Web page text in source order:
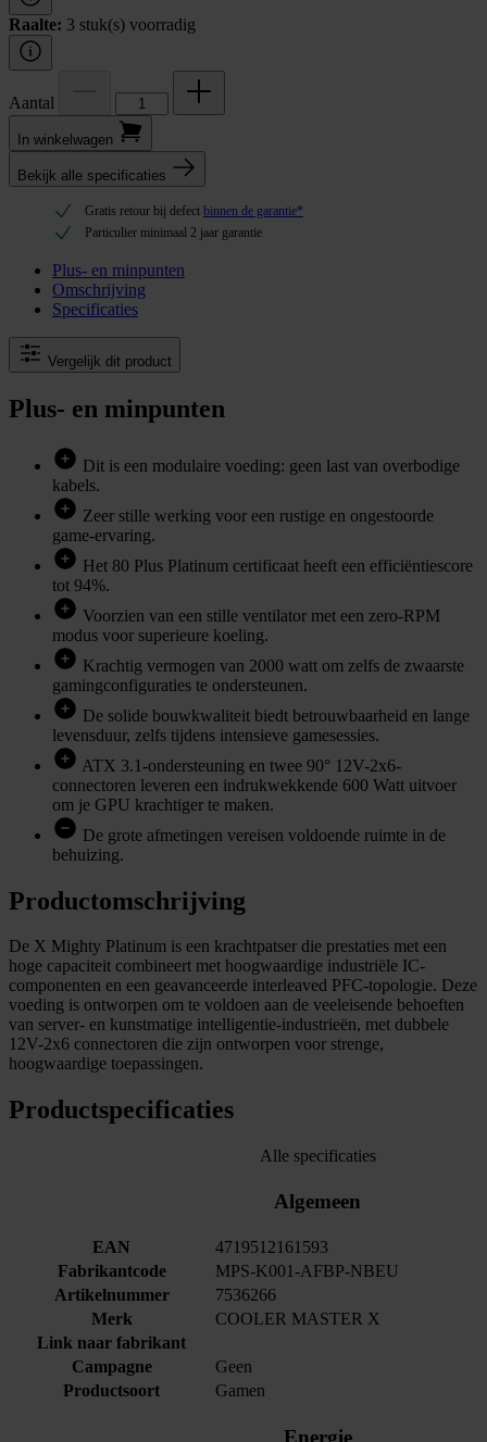
Raalte: 3 stuk(s) voorradig
Aantal
In winkel­wagen
Bekijk alle specificaties
Gratis retour bij defect binnen de garantie*
Particulier minimaal 2 jaar garantie
Plus- en minpunten
Omschrijving
Specificaties
Vergelijk dit product
Plus- en minpunten
Dit is een modulaire voeding: geen last van overbodige
kabels.
Zeer stille werking voor een rustige en ongestoorde
game-ervaring.
Het 80 Plus Platinum certificaat heeft een efficiëntiescore
tot 94%.
Voorzien van een stille ventilator met een zero-RPM
modus voor superieure koeling.
Krachtig vermogen van 2000 watt om zelfs de zwaarste
gamingconfiguraties te ondersteunen.
De solide bouwkwaliteit biedt betrouwbaarheid en lange
levensduur, zelfs tijdens intensieve gamesessies.
ATX 3.1-ondersteuning en twee 90° 12V-2x6-
connectoren leveren een indrukwekkende 600 Watt uitvoer
om je GPU krachtiger te maken.
De grote afmetingen vereisen voldoende ruimte in de
behuizing.
Productomschrijving
De X Mighty Platinum is een krachtpatser die prestaties met een
hoge capaciteit combineert met hoogwaardige industriële IC-
componenten en een geavanceerde interleaved PFC-topologie. Deze
voeding is ontworpen om te voldoen aan de veeleisende behoeften
van server- en kunstmatige intelligentie-industrieën, met dubbele
12V-2x6 connectoren die zijn ontworpen voor strenge,
hoogwaardige toepassingen.
Productspecificaties
Alle specificaties
Algemeen
EAN
4719512161593
Fabrikantcode
MPS-K001-AFBP-NBEU
Artikelnummer
7536266
Merk
COOLER MASTER X
Link naar fabrikant
Campagne
Geen
Productsoort
Gamen
Energie